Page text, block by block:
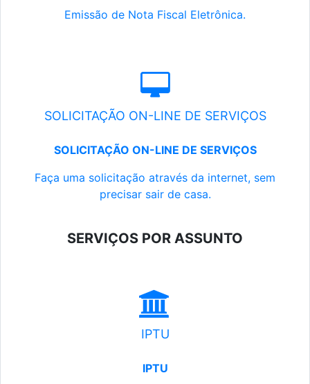
Emissão de Nota Fiscal Eletrônica.
SOLICITAÇÃO ON-LINE DE SERVIÇOS
SOLICITAÇÃO ON-LINE DE SERVIÇOS
Faça uma solicitação através da internet, sem
precisar sair de casa.
SERVIÇOS POR ASSUNTO
IPTU
IPTU